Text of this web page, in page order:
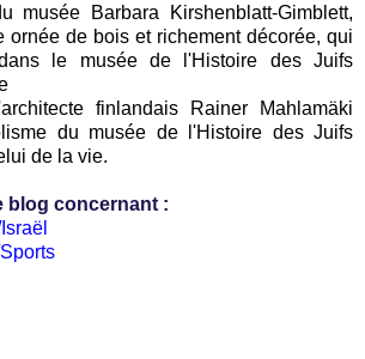
musée Barbara Kirshenblatt-Gimblett,
ornée de bois et richement décorée, qui
le musée de l'Histoire des Juifs
finlandais Rainer Mahlamäki
du musée de l'Histoire des Juifs
de la vie.
blog concernant :